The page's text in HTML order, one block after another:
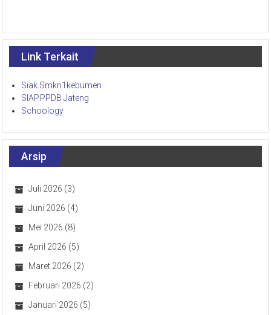
Link Terkait
Siak.Smkn1kebumen
SIAP.PPDB Jateng
Schoology
Arsip
Juli 2026 (3)
Juni 2026 (4)
Mei 2026 (8)
April 2026 (5)
Maret 2026 (2)
Februari 2026 (2)
Januari 2026 (5)